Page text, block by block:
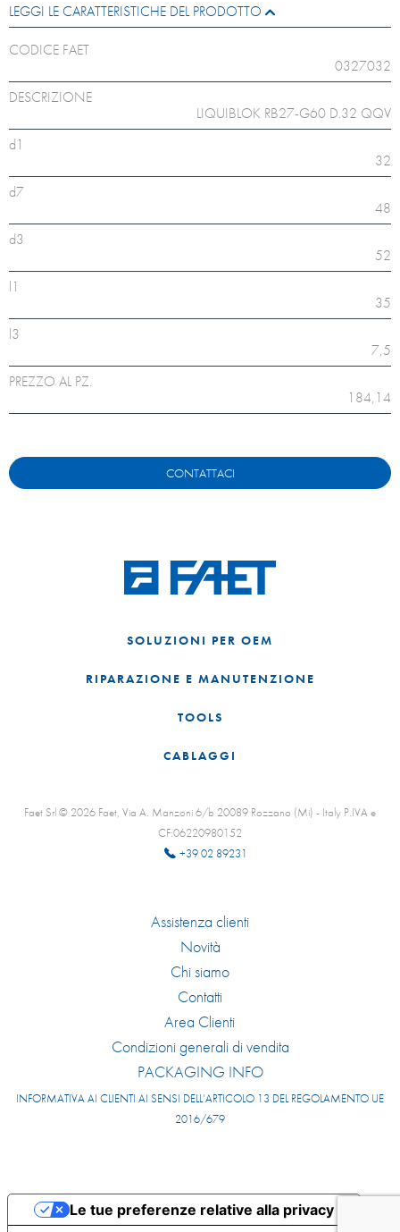
LEGGI LE CARATTERISTICHE DEL PRODOTTO
CODICE FAET
0327032
DESCRIZIONE
LIQUIBLOK RB27-G60 D.32 QQV
d1
32
d7
48
d3
52
l1
35
l3
7,5
PREZZO AL PZ.
184,14
CONTATTACI
SOLUZIONI PER OEM
RIPARAZIONE E MANUTENZIONE
TOOLS
CABLAGGI
Faet Srl © 2026 Faet, Via A. Manzoni 6/b 20089 Rozzano (Mi) - Italy P.IVA e
CF:06220980152
+39 02 89231
Assistenza clienti
Novità
Chi siamo
Contatti
Area Clienti
Condizioni generali di vendita
PACKAGING INFO
INFORMATIVA AI CLIENTI AI SENSI DELL’ARTICOLO 13 DEL REGOLAMENTO UE
2016/679
Le tue preferenze relative alla privacy